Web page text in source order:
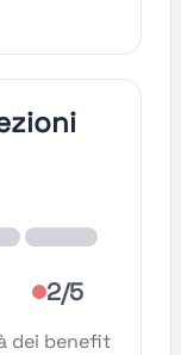
2/5
dei benefit